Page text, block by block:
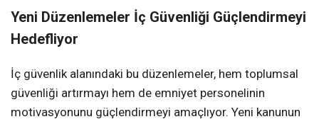
Yeni Düzenlemeler İç Güvenliği Güçlendirmeyi
Hedefliyor
İç güvenlik alanındaki bu düzenlemeler, hem toplumsal
güvenliği artırmayı hem de emniyet personelinin
motivasyonunu güçlendirmeyi amaçlıyor. Yeni kanunun